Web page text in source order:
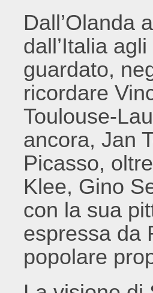
Dall’Olanda
dall’Italia
guardato,
ricordare
Toulouse-
ancora, Jan
Picasso,
Klee, Gino
con la sua
espressa da
popolare